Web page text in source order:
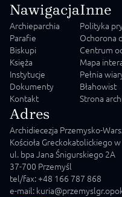
Nawigacja
Archieparchia
Parafie
Biskupi
Księża
Instytucje
Dokumenty
Kontakt
Inne
Polityka
Ochorona
Centrum
Mapa
Pełnia
Błahowist
Strona
Adres
Archidiecezja Przemysko-
Kościoła Greckokatolickiego
ul. bpa Jana Śnigurskiego 2A
37-700 Przemyśl
tel/fax: +48 166 787 868
e-mail: